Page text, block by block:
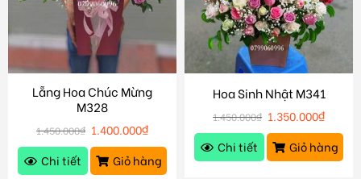
Lẵng Hoa Chúc Mừng
M328
1.450.000₫ 1.400.000₫
Chi tiết
Giỏ hàng
Hoa Sinh Nhật M341
1.450.000₫ 1.350.000₫
Chi tiết
Giỏ hàng